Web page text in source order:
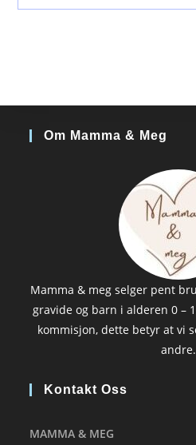
Om Mamma & Meg
Mamma & meg selger pent
gravide og barn i alderen 0 –
kommisjon, dette betyr at vi
andre.
Kontakt Oss
MAMMA & MEG